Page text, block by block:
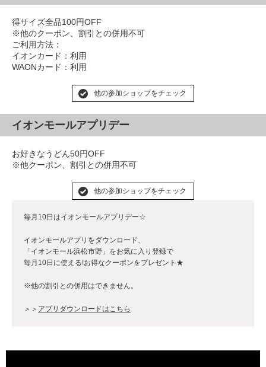
得サイズ全品100円OFF
※他のクーポン、割引との併用不可
ご利用方法：
イオンカード：利用
WAONカード：利用
他の参加ショップをチェック
イオンモールアプリデー
お好きなうどん50円OFF
※他クーポン、割引との併用不可
他の参加ショップをチェック
毎月10日はイオンモールアプリデー☆
イオンモールアプリをダウンロード、
「イオンモール浜松市野」をお気に入り登録で
毎月10日に使える!お得なクーポンをプレゼント★
※他の割引との併用はできません。
＞＞ アプリダウンロードはこちら